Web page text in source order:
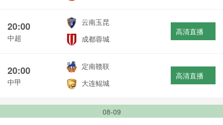
20:00
中超
云南玉昆
成都蓉城
高清直播
20:00
中甲
定南赣联
大连鲲城
高清直播
08-09